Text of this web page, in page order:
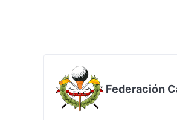
Federación